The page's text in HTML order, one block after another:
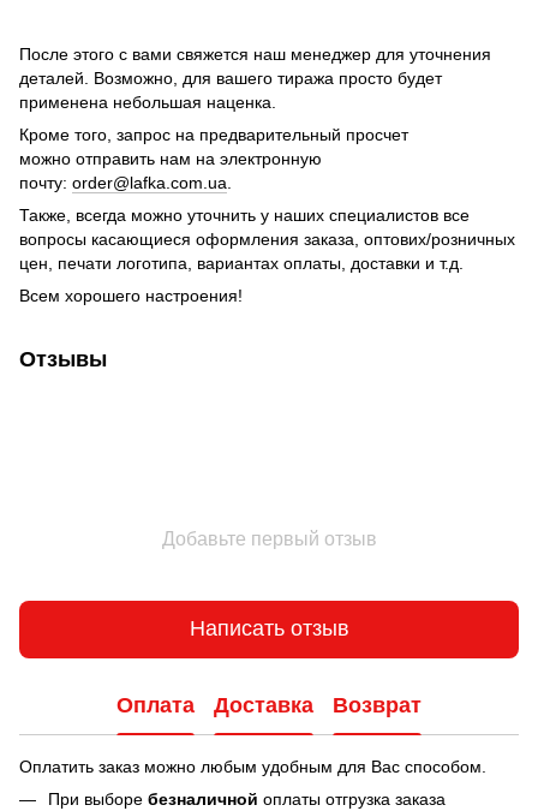
После этого с вами свяжется наш менеджер для уточнения
деталей. Возможно, для вашего тиража просто будет
применена небольшая наценка.
Кроме того, запрос на предварительный просчет
можно отправить нам на электронную
почту: order@lafka.com.ua
Также, всегда можно уточнить у наших специалистов все
вопросы касающиеся оформления заказа, оптових/розничных
цен, печати логотипа, вариантах оплаты, доставки и т.д.
Всем хорошего настроения!
Отзывы
Добавьте первый отзыв
Написать отзыв
Оплата Доставка Возврат
Оплатить заказ можно любым удобным для Вас способом.
При выборе безналичной оплаты отгрузка заказа